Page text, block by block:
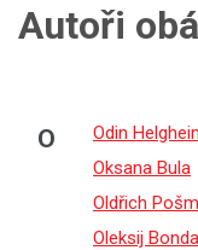
Autoři
O
Odin
Oksana Bula
Oldřich
Oleksij